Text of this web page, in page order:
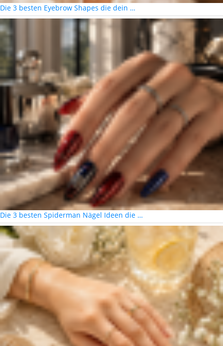
Die 3 besten Eyebrow Shapes die dein …
Die 3 besten Spiderman Nägel Ideen die …